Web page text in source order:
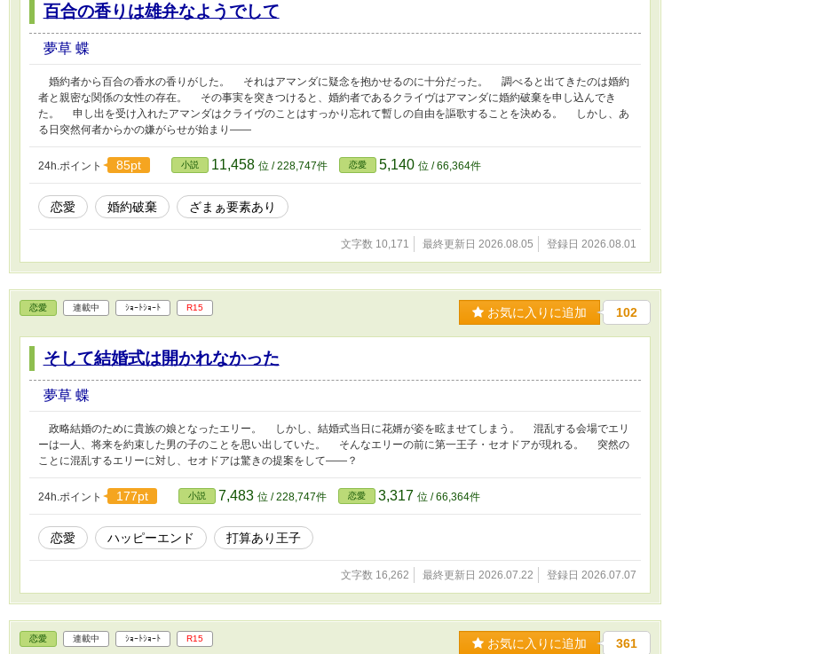
百合の香りは雄弁なようでして
夢草 蝶
婚約者から百合の香水の香りがした。 それはアマンダに疑念を抱かせるのに十分だった。 調べると出てきたのは婚約
者と親密な関係の女性の存在。 その事実を突きつけると、婚約者であるクライヴはアマンダに婚約破棄を申し込んでき
た。 申し出を受け入れたアマンダはクライヴのことはすっかり忘れて暫しの自由を謳歌することを決める。 しかし、あ
る日突然何者からかの嫌がらせが始まり――
24h.ポイント 85pt 小説 11,458 位 / 228,747件 恋愛 5,140 位 / 66,364件
恋愛 婚約破棄 ざまぁ要素あり
文字数 10,171 最終更新日 2026.08.05 登録日 2026.08.01
恋愛 連載中 ｼｮｰﾄｼｮｰﾄ R15 お気に入りに追加 102
そして結婚式は開かれなかった
夢草 蝶
政略結婚のために貴族の娘となったエリー。 しかし、結婚式当日に花婿が姿を眩ませてしまう。 混乱する会場でエリ
ーは一人、将来を約束した男の子のことを思い出していた。 そんなエリーの前に第一王子・セオドアが現れる。 突然の
ことに混乱するエリーに対し、セオドアは驚きの提案をして――？
24h.ポイント 177pt 小説 7,483 位 / 228,747件 恋愛 3,317 位 / 66,364件
恋愛 ハッピーエンド 打算あり王子
文字数 16,262 最終更新日 2026.07.22 登録日 2026.07.07
恋愛 連載中 ｼｮｰﾄｼｮｰﾄ R15 お気に入りに追加 361